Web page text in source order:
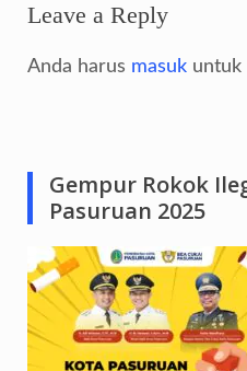
Leave a Reply
Anda harus masuk untuk
Gempur Rokok
Pasuruan 2025